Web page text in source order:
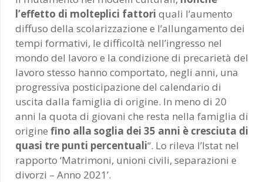
l’effetto di molteplici fattori quali l’aumento
diffuso della scolarizzazione e l’allungamento dei
tempi formativi, le difficoltà nell’ingresso nel
mondo del lavoro e la condizione di precarietà del
lavoro stesso hanno comportato, negli anni, una
progressiva posticipazione del calendario di
uscita dalla famiglia di origine. In meno di 20
anni la quota di giovani che resta nella famiglia di
origine fino alla soglia dei 35 anni è cresciuta di
quasi tre punti percentuali“. Lo rileva l’Istat nel
rapporto ‘Matrimoni, unioni civili, separazioni e
divorzi – Anno 2021’.